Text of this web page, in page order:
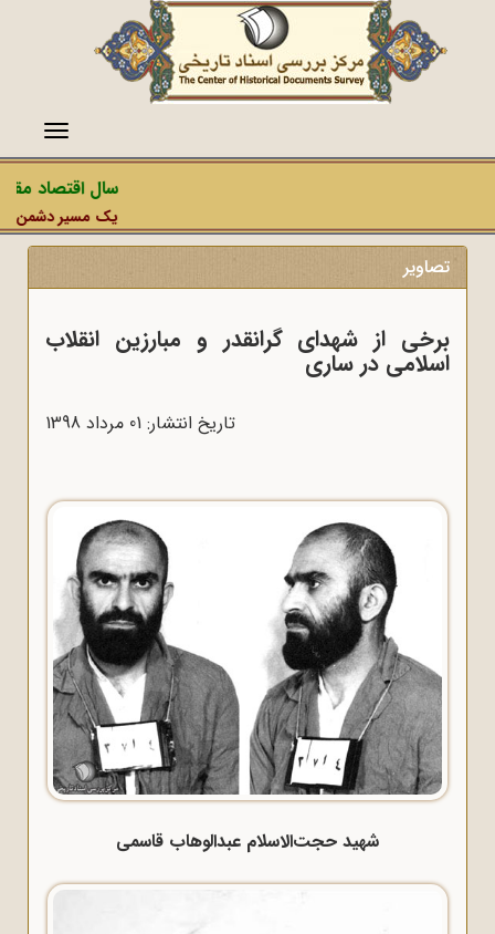
منو
سال اقتصاد
یک مسیر دشمن،
تصاویر
برخی از شهدای گرانقدر و مبارزین انقلاب
اسلامی در ساری
تاریخ انتشار: 01 مرداد 1398
شهید حجت‌الاسلام عبدالوهاب قاسمی